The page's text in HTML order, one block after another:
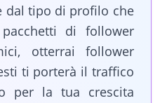
dal tipo di profilo che
di follower
otterrai follower
ti porterà il traffico
per la tua crescita